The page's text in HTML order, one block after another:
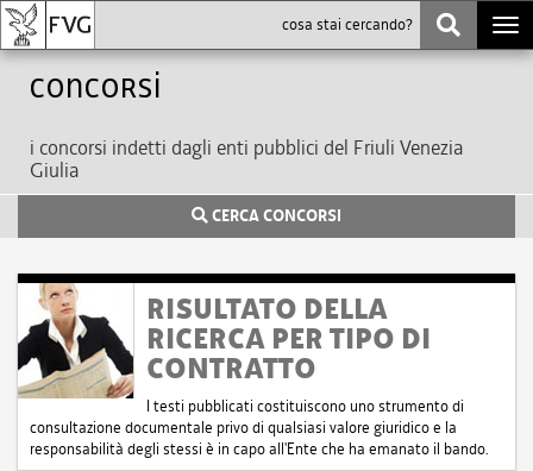
Concorsi
i concorsi indetti dagli enti pubblici del Friuli Venezia
Giulia
CERCA CONCORSI
RISULTATO DELLA
RICERCA PER TIPO DI
CONTRATTO
I testi pubblicati costituiscono uno strumento di
consultazione documentale privo di qualsiasi valore giuridico e la
responsabilità degli stessi è in capo all'Ente che ha emanato il bando.